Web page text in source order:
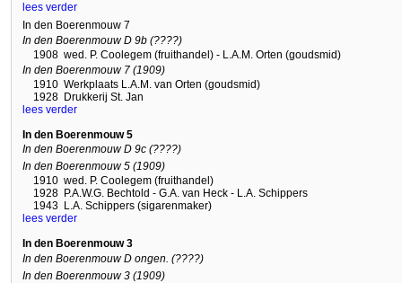
lees verder
In den Boerenmouw 7
In den Boerenmouw D 9b (????)
1908 wed. P. Coolegem (fruithandel) - L.A.M. Orten (goudsmid)
In den Boerenmouw 7 (1909)
1910 Werkplaats L.A.M. van Orten (goudsmid)
1928 Drukkerij St. Jan
lees verder
In den Boerenmouw 5
In den Boerenmouw D 9c (????)
In den Boerenmouw 5 (1909)
1910 wed. P. Coolegem (fruithandel)
1928 P.A.W.G. Bechtold - G.A. van Heck - L.A. Schippers
1943 L.A. Schippers (sigarenmaker)
lees verder
In den Boerenmouw 3
In den Boerenmouw D ongen. (????)
In den Boerenmouw 3 (1909)